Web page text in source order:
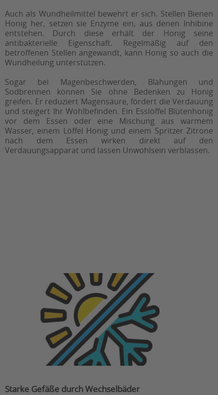
Auch als Wundheilmittel bewehrt er sich. Stellen Bienen
Honig her, setzen sie Enzyme ein, aus denen Inhibine
entstehen. Durch diese erhält der Honig seine
antibakterielle Eigenschaft. Regelmäßig auf den
betroffenen Stellen angewandt, kann Honig so auch die
Wundheilung unterstützen.
Sogar bei Magenbeschwerden, Blähungen und
Sodbrennen können Sie ohne Bedenken zu Honig
greifen. Er reduziert Magensäure, fördert die Verdauung
und steigert Ihr Wohlbefinden. Ein Esslöffel Blütenhonig
vor dem Essen oder eine Mischung aus warmem
Wasser, einem Löffel Honig und einem Spritzer Zitrone
nach dem Essen wirken direkt auf den
Verdauungsapparat und lassen Unwohlsein verblassen.
Starke Gefäße durch Wechselbäder